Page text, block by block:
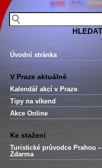
Úvodní stránka
V Praze aktuálně
Kalendář akcí v Praze
Tipy na víkend
Akce Online
Ke stažení
Turistické průvodce Prahou –
Zdarma